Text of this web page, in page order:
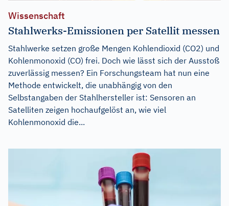
Wissenschaft
Stahlwerks-Emissionen per Satellit messen
Stahlwerke setzen große Mengen Kohlendioxid (CO2) und
Kohlenmonoxid (CO) frei. Doch wie lässt sich der Ausstoß
zuverlässig messen? Ein Forschungsteam hat nun eine
Methode entwickelt, die unabhängig von den
Selbstangaben der Stahlhersteller ist: Sensoren an
Satelliten zeigen hochaufgelöst an, wie viel
Kohlenmonoxid die...